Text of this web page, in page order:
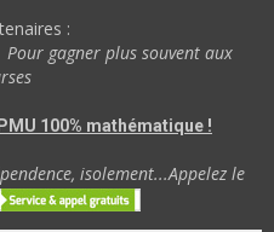
:
Pour gagner plus souvent aux
100% mathématique !
isolement...Appelez le